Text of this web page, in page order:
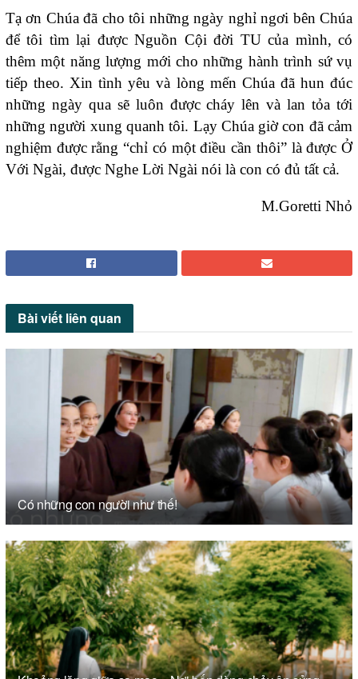
Tạ ơn Chúa đã cho tôi những ngày nghỉ ngơi bên Chúa
để tôi tìm lại được Nguồn Cội đời TU của mình, có
thêm một năng lượng mới cho những hành trình sứ vụ
tiếp theo. Xin tình yêu và lòng mến Chúa đã hun đúc
những ngày qua sẽ luôn được cháy lên và lan tỏa tới
những người xung quanh tôi. Lạy Chúa giờ con đã cảm
nghiệm được rằng “chỉ có một điều cần thôi” là được Ở
Với Ngài, được Nghe Lời Ngài nói là con có đủ tất cả.
M.Goretti Nhỏ
Bài viết liên quan
Có những con người như thế!